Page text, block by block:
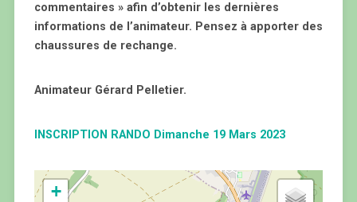
commentaires » afin d’obtenir les dernières
informations de l’animateur. Pensez à apporter des
chaussures de rechange.
Animateur Gérard Pelletier.
INSCRIPTION RANDO Dimanche 19 Mars 2023
+